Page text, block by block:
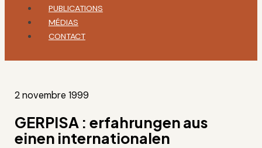
PUBLICATIONS
MÉDIAS
CONTACT
2 novembre 1999
GERPISA : erfahrungen aus
einen internationalen